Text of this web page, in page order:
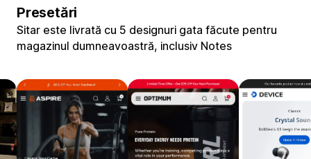
Presetări
Sitar este livrată cu 5 designuri gata făcute pentru
magazinul dumneavoastră, inclusiv Notes